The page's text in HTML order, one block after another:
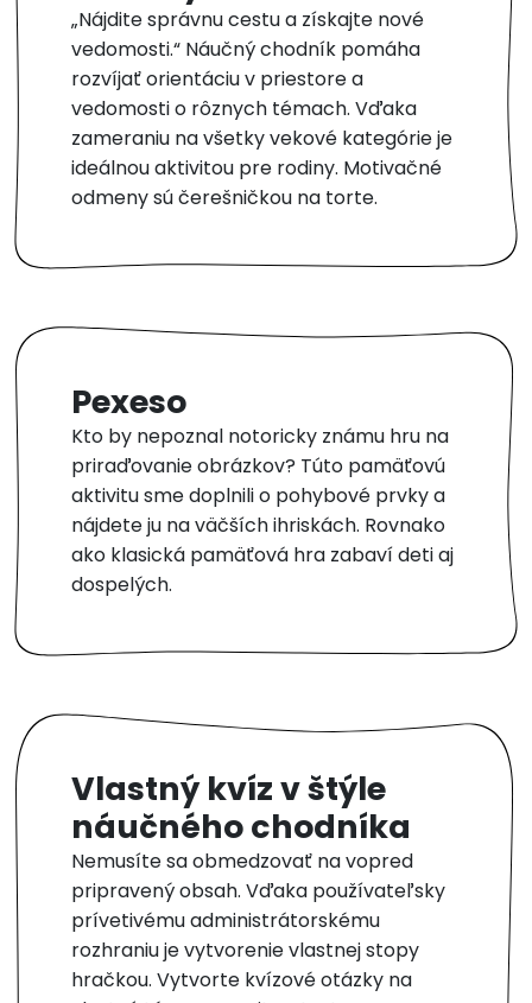
„Nájdite správnu cestu a získajte nové
vedomosti.“ Náučný chodník pomáha
rozvíjať orientáciu v priestore a
vedomosti o rôznych témach. Vďaka
zameraniu na všetky vekové kategórie je
ideálnou aktivitou pre rodiny. Motivačné
odmeny sú čerešničkou na torte.
Pexeso
Kto by nepoznal notoricky známu hru na
priraďovanie obrázkov? Túto pamäťovú
aktivitu sme doplnili o pohybové prvky a
nájdete ju na väčších ihriskách. Rovnako
ako klasická pamäťová hra zabaví deti aj
dospelých.
Vlastný kvíz v štýle
náučného chodníka
Nemusíte sa obmedzovať na vopred
pripravený obsah. Vďaka používateľsky
prívetivému administrátorskému
rozhraniu je vytvorenie vlastnej stopy
hračkou. Vytvorte kvízové otázky na